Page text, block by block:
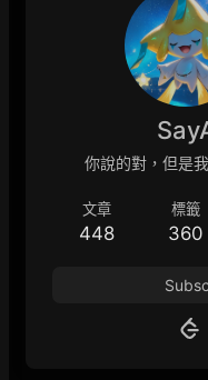
你說的對，但是
文章
448
標籤
360